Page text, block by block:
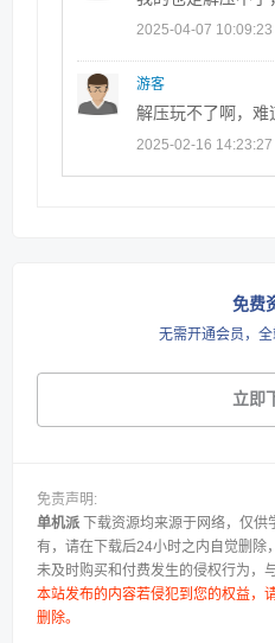
2025-04-07 10:09:23
游客
解压玩不了啊，难
2025-02-16 14:23:27
免费
无需开通会员，
立即
免责声明:
单机派 下载资源均来源于网络，仅
有，请在下载后24小时之内自觉删除
未及时购买和付费发生的侵权行为，
本站发布的内容若侵犯到您的权益，
删除。